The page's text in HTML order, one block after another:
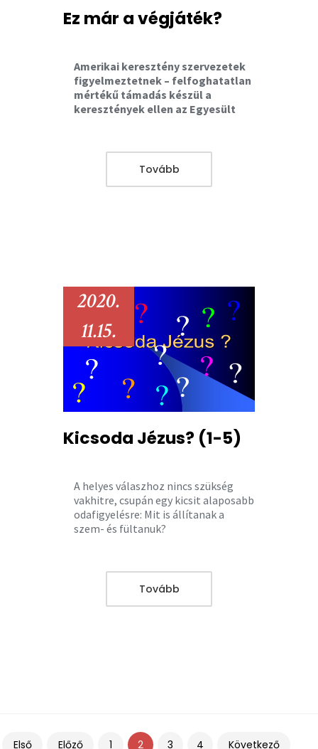
Ez már a végjáték?
Amerikai keresztény szervezetek
figyelmeztetnek – felfoghatatlan
mértékű támadás készül a
keresztények ellen az Egyesült
tengerentúlon, melyből okulnunk
kéne nekünk is...Tovább
2020.
11.15.
Kicsoda Jézus? (1-5)
A helyes válaszhoz nincs szükség
vakhitre, csupán egy kicsit alaposabb
odafigyelésre: Mit is állítanak a
szem- és fültanuk?
Tovább
Első Előző 1 2 3 4 Következő